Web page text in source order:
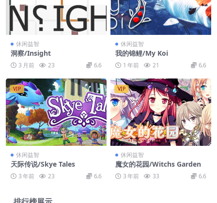
休闲益智
洞察/Insight
3 月前 23 6.6
休闲益智
我的锦鲤/My Koi
1 年前 21 6.6
VIP
休闲益智
天际传说/Skye Tales
3 年前 23 6.6
VIP
休闲益智
魔女的花园/Witchs Garden
3 年前 33 6.6